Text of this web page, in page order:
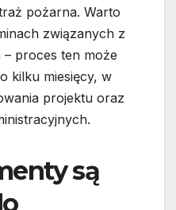
pożarna. Warto
związanych z
proces ten może
kilku miesięcy, w
projektu oraz
są